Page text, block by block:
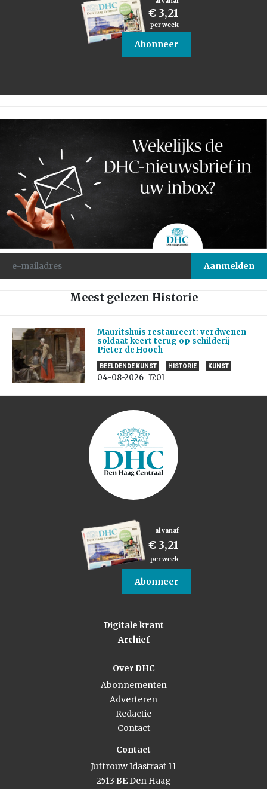
€ 3,21
per week
Abonneer
Meest gelezen Historie
Mauritshuis restaureert: verdwenen
soldaat keert terug op schilderij
Pieter de Hooch
BEELDENDE KUNST HISTORIE KUNST
04-08-2026 17:01
al vanaf
€ 3,21
per week
Abonneer
Digitale krant
Archief
Over DHC
Abonnementen
Adverteren
Redactie
Contact
Contact
Juffrouw Idastraat 11
2513 BE Den Haag